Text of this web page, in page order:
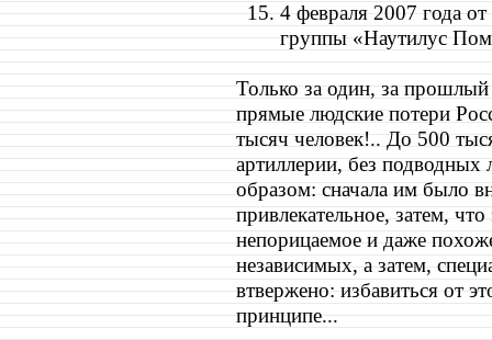
4 февраля 2007 года
группы «Наутилус
Только за один, за
прямые людские потери
тысяч человек!.. До 500
артиллерии, без
образом: сначала им было
привлекательное, затем,
непорицаемое и даже
независимых, а затем,
втвержено: избавиться от
принципе...